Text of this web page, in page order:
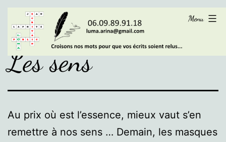
contenu
LÜMA Menu
Les sens
Au prix où est l’essence, mieux vaut s’en
remettre à nos sens … Demain, les masques